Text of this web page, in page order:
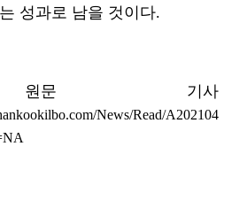
성과로 남을 것이다.
문 기사
News/Read/A202104